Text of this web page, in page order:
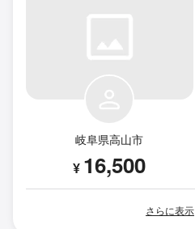
岐阜県高山市
¥ 16,500
さらに表示